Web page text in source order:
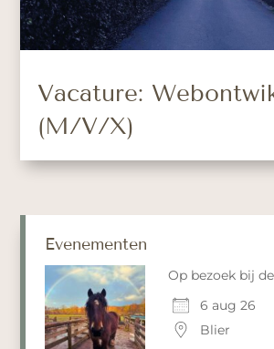
Vacature:
(M/V/X)
Evenementen
Op bezoek bij
6 aug 26
Blier